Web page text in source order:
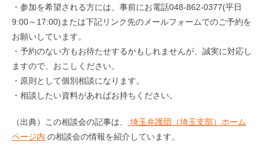
・参加を希望される方には、事前にお電話048-862-0377(平日
9:00～17:00)または下記リンク先のメールフォームでのご予約を
お願いしています。
・予約のない方もお待たせするかもしれませんが、誠実に対応し
ますので、おこしください。
・原則として個別相談になります。
・相談したい資料があればお持ちください。
（出典）この相談会の記事は、
埼玉弁護団（埼玉支部）ホーム
ページ内 の相談会の情報を紹介しています。